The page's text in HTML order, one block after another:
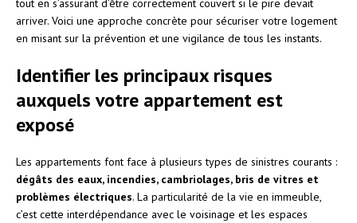
arriver. Voici une approche concrète pour sécuriser votre logement
en misant sur la prévention et une vigilance de tous les instants.
Identifier les principaux risques
auxquels votre appartement est
exposé
Les appartements font face à plusieurs types de sinistres courants :
dégâts des eaux, incendies, cambriolages, bris de vitres et
problèmes électriques. La particularité de la vie en immeuble,
c’est cette interdépendance avec le voisinage et les espaces